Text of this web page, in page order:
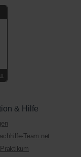
& Hilfe
Team.net